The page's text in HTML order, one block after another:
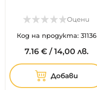
Оцени
Код на продукта: 31136
7.16 €/14,00 лв.
Добави